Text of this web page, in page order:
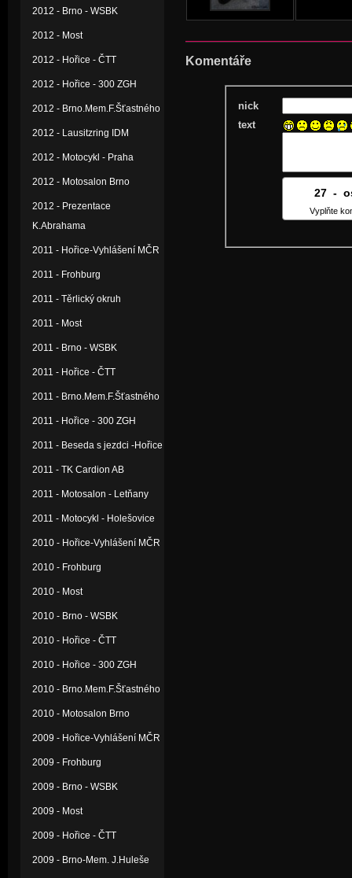
2012 - Brno - WSBK
2012 - Most
2012 - Hořice - ČTT
2012 - Hořice - 300 ZGH
2012 - Brno.Mem.F.Šťastného
2012 - Lausitzring IDM
2012 - Motocykl - Praha
2012 - Motosalon Brno
2012 - Prezentace
K.Abrahama
2011 - Hořice-Vyhlášení MČR
2011 - Frohburg
2011 - Těrlický okruh
2011 - Most
2011 - Brno - WSBK
2011 - Hořice - ČTT
2011 - Brno.Mem.F.Šťastného
2011 - Hořice - 300 ZGH
2011 - Beseda s jezdci -Hořice
2011 - TK Cardion AB
2011 - Motosalon - Letňany
2011 - Motocykl - Holešovice
2010 - Hořice-Vyhlášení MČR
2010 - Frohburg
2010 - Most
2010 - Brno - WSBK
2010 - Hořice - ČTT
2010 - Hořice - 300 ZGH
2010 - Brno.Mem.F.Šťastného
2010 - Motosalon Brno
2009 - Hořice-Vyhlášení MČR
2009 - Frohburg
2009 - Brno - WSBK
2009 - Most
2009 - Hořice - ČTT
2009 - Brno-Mem. J.Huleše
Komentáře
nick
text
274 -3
Vyplňte